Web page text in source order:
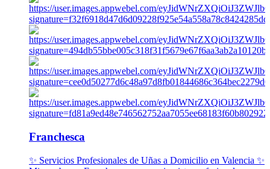
Franchesca
✨ Servicios Profesionales de Uñas a Domicilio en Valencia ✨